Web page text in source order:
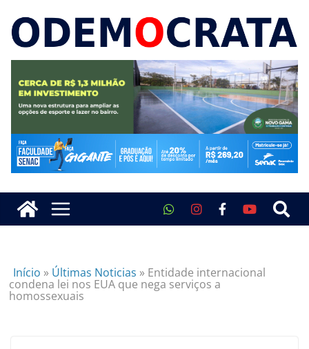
Início » Últimas Noticias » Entidade internacional
condena lei nos EUA que nega serviços a
homossexuais